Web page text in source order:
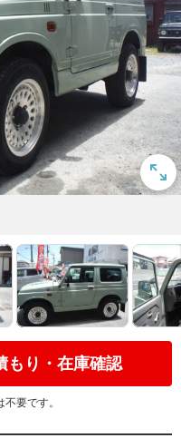
もり・在庫確認
要です。